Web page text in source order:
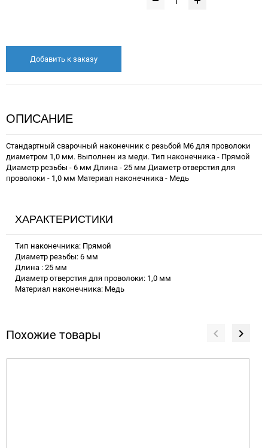
Добавить к заказу
ОПИСАНИЕ
Стандартный сварочный наконечник с резьбой М6 для проволоки
диаметром 1,0 мм. Выполнен из меди. Тип наконечника - Прямой
Диаметр резьбы - 6 мм Длина - 25 мм Диаметр отверстия для
проволоки - 1,0 мм Материал наконечника - Медь
ХАРАКТЕРИСТИКИ
Тип наконечника: Прямой
Диаметр резьбы: 6 мм
Длина : 25 мм
Диаметр отверстия для проволоки: 1,0 мм
Материал наконечника: Медь
Похожие товары